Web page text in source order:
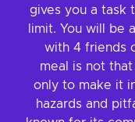
gives you a task
limit. You will be
with 4 friends
meal is not
only to make it
hazards and